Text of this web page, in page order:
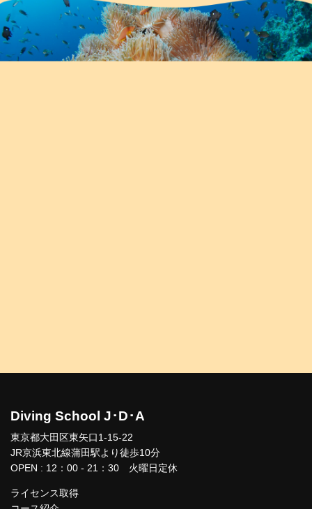
Diving School J･D･A
東京都大田区東矢口1-15-22
JR京浜東北線蒲田駅より徒歩10分
OPEN : 12：00 - 21：30 火曜日定休
ライセンス取得